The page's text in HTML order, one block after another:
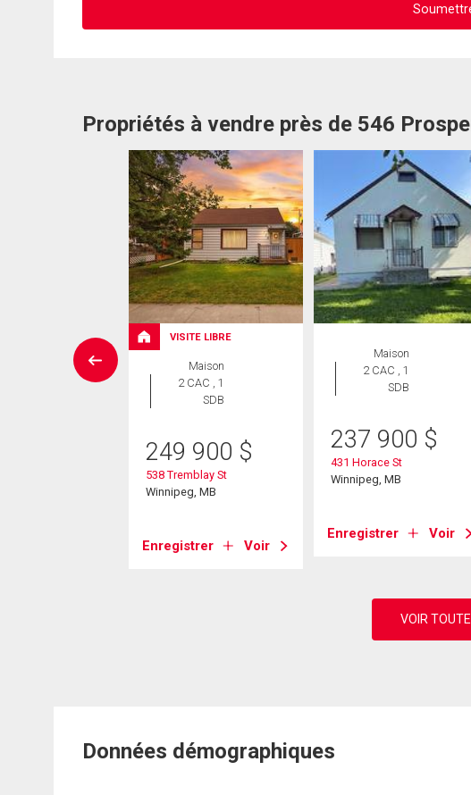
Propriétés à vendre près de 546
VISITE LIBRE
Maison
2 CAC , 1
SDB
249 900 $
538 Tremblay St
Winnipeg, MB
Enregistrer Voir
Maison
2 CAC , 1
SDB
237 900 $
431 Horace St
Winnipeg, MB
Enregistrer Voir
Données démographiques